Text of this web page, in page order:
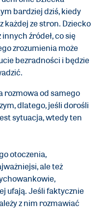
bardziej dziś, kiedy
każdej ze stron. Dziecko
źródeł, co się
zrozumienia może
bezradności i będzie
rozmowa od samego
dlatego, jeśli dorośli
sytuacja, wtedy ten
otoczenia,
ale też
ufają. Jeśli faktycznie
z nim rozmawiać